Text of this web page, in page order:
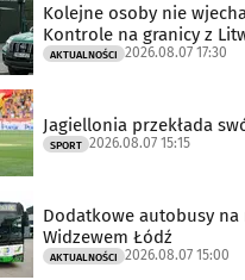
Kolejne osoby nie
Kontrole na granicy z
AKTUALNOŚCI 2026.08.07 17:30
Jagiellonia przekłada
SPORT 2026.08.07 15:15
Dodatkowe autobusy na
Widzewem Łódź
AKTUALNOŚCI 2026.08.07 15:00